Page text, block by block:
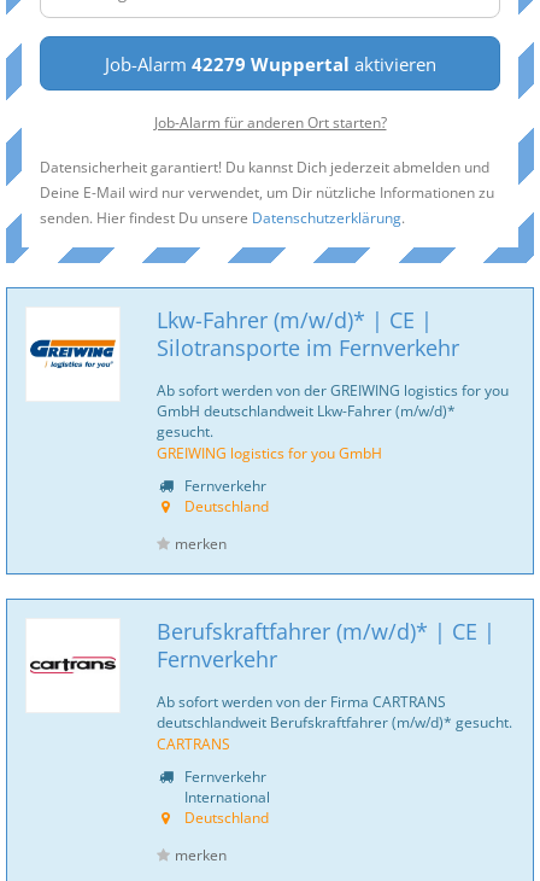
Job-Alarm 42279 Wuppertal aktivieren
Job-Alarm für anderen Ort starten?
Datensicherheit garantiert! Du kannst Dich jederzeit abmelden und
Deine E-Mail wird nur verwendet, um Dir nützliche Informationen zu
senden. Hier findest Du unsere Datenschutzerklärung.
Lkw-Fahrer (m/w/d)* | CE |
Silotransporte im Fernverkehr
Ab sofort werden von der GREIWING logistics for you
GmbH deutschlandweit Lkw-Fahrer (m/w/d)*
gesucht.
GREIWING logistics for you GmbH
Fernverkehr
Deutschland
merken
Berufskraftfahrer (m/w/d)* | CE |
Fernverkehr
Ab sofort werden von der Firma CARTRANS
deutschlandweit Berufskraftfahrer (m/w/d)* gesucht.
CARTRANS
Fernverkehr
International
Deutschland
merken